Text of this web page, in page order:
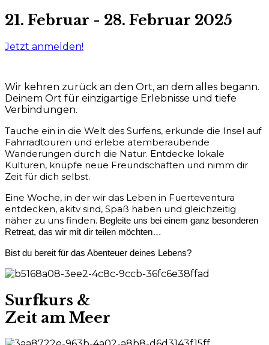
21. Februar - 28. Februar 2025
Jetzt anmelden!
Wir kehren zurück an den Ort, an dem alles begann.
Deinem Ort für einzigartige Erlebnisse und tiefe
Verbindungen.
Tauche ein in die Welt des Surfens, erkunde die Insel auf
Fahrradtouren und erlebe atemberaubende
Wanderungen durch die Natur. Entdecke lokale
Kulturen, knüpfe neue Freundschaften und nimm dir
Zeit für dich selbst.
Eine Woche, in der wir das Leben in Fuerteventura
entdecken, akitv sind, Spaß haben und gleichzeitig
näher zu uns finden. Begleite uns bei einem ganz besonderen
Retreat, das wir mit dir teilen möchten…
Bist du bereit für das Abenteuer deines Lebens?
Surfkurs &
Zeit am Meer